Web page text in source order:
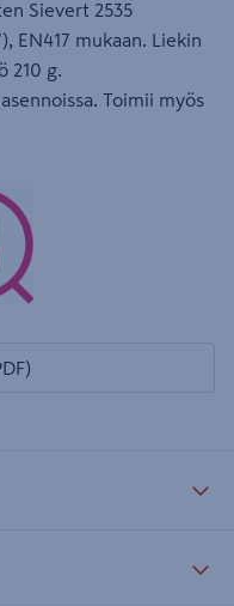
Sievert 2535
EN417 mukaan. Liekin
210 g.
Toimii myös